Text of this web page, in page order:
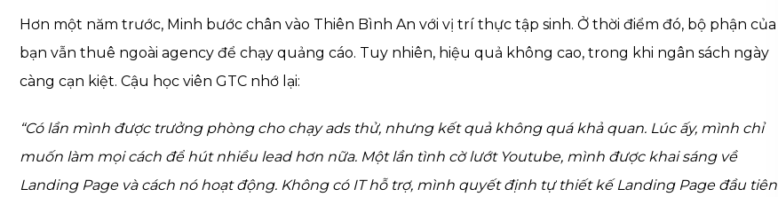
Hơn một năm trước, Minh bước chân vào Thiên Bình An với vị trí thực tập sinh. Ở thời điểm đó, bộ phận của
bạn vẫn thuê ngoài agency để chạy quảng cáo. Tuy nhiên, hiệu quả không cao, trong khi ngân sách ngày
càng cạn kiệt. Cậu học viên GTC nhớ lại:
“Có lần mình được trưởng phòng cho chạy ads thử, nhưng kết quả không quá khả quan. Lúc ấy, mình chỉ
muốn làm mọi cách để hút nhiều lead hơn nữa. Một lần tình cờ lướt Youtube, mình được khai sáng về
Landing Page và cách nó hoạt động. Không có IT hỗ trợ, mình quyết định tự thiết kế Landing Page đầu tiên